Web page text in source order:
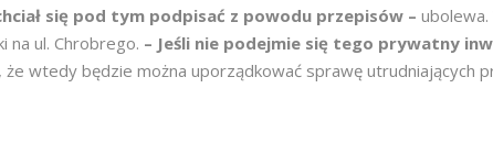
się pod tym podpisać z powodu przepisów –
na ul. Chrobrego. – Jeśli nie podejmie się tego prywatny
że wtedy będzie można uporządkować sprawę utrudniających